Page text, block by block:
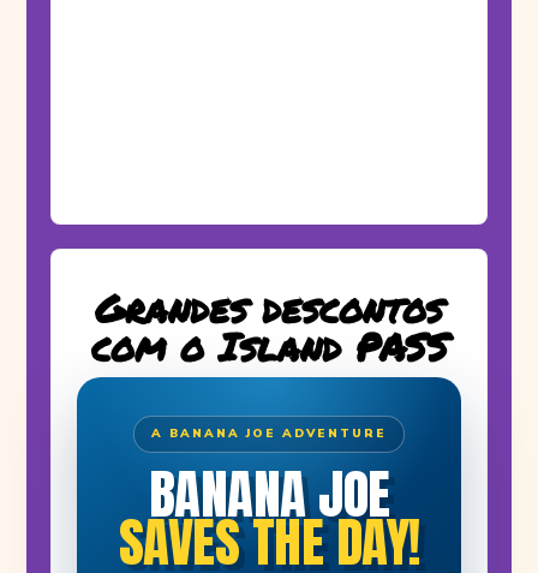
Grandes descontos
com o Island PASS
A BANANA JOE ADVENTURE
BANANA JOE
SAVES THE DAY!